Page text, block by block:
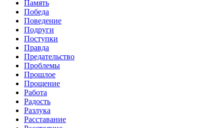
Память
Победа
Поведение
Подруги
Поступки
Правда
Предательство
Проблемы
Прошлое
Прощение
Работа
Радость
Разлука
Расставание